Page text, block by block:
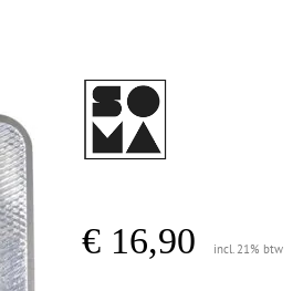
€ 16,90 incl. 21% btw